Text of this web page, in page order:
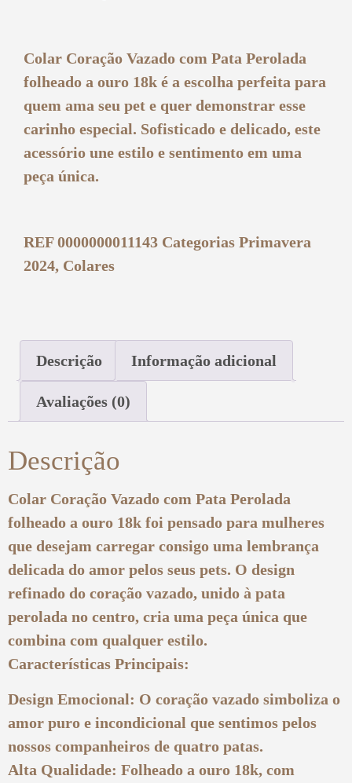
Colar Coração Vazado com Pata Perolada
folheado a ouro 18k é a escolha perfeita para
quem ama seu pet e quer demonstrar esse
carinho especial. Sofisticado e delicado, este
acessório une estilo e sentimento em uma
peça única.
REF0000000011143 Categorias Primavera
2024, Colares
Descrição Informação adicional
Avaliações (0)
Descrição
Colar Coração Vazado com Pata Perolada
folheado a ouro 18k foi pensado para mulheres
que desejam carregar consigo uma lembrança
delicada do amor pelos seus pets. O design
refinado do coração vazado, unido à pata
perolada no centro, cria uma peça única que
combina com qualquer estilo.
Características Principais:
Design Emocional: O coração vazado simboliza o
amor puro e incondicional que sentimos pelos
nossos companheiros de quatro patas.
Alta Qualidade: Folheado a ouro 18k, com